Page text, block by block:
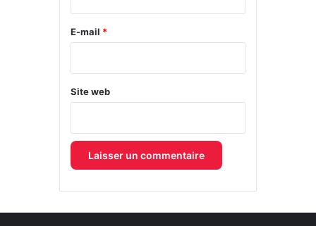
e
E-mail *
Site web